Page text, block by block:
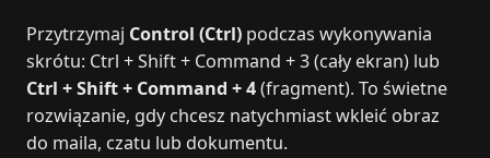
Przytrzymaj Control (Ctrl) podczas wykonywania
skrótu: Ctrl + Shift + Command + 3 (cały ekran) lub
Ctrl + Shift + Command + 4(fragment). To świetne
rozwiązanie, gdy chcesz natychmiast wkleić obraz
do maila, czatu lub dokumentu.